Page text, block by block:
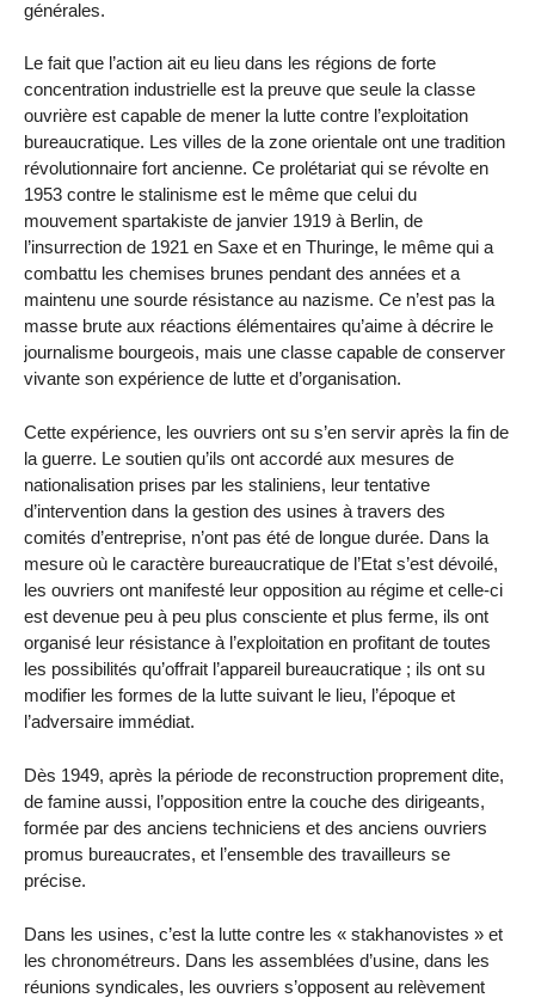
générales.
Le fait que l’action ait eu lieu dans les régions de forte
concentration industrielle est la preuve que seule la classe
ouvrière est capable de mener la lutte contre l’exploitation
bureaucratique. Les villes de la zone orientale ont une tradition
révolutionnaire fort ancienne. Ce prolétariat qui se révolte en
1953 contre le stalinisme est le même que celui du
mouvement spartakiste de janvier 1919 à Berlin, de
l’insurrection de 1921 en Saxe et en Thuringe, le même qui a
combattu les chemises brunes pendant des années et a
maintenu une sourde résistance au nazisme. Ce n’est pas la
masse brute aux réactions élémentaires qu’aime à décrire le
journalisme bourgeois, mais une classe capable de conserver
vivante son expérience de lutte et d’organisation.
Cette expérience, les ouvriers ont su s’en servir après la fin de
la guerre. Le soutien qu’ils ont accordé aux mesures de
nationalisation prises par les staliniens, leur tentative
d’intervention dans la gestion des usines à travers des
comités d’entreprise, n’ont pas été de longue durée. Dans la
mesure où le caractère bureaucratique de l’Etat s’est dévoilé,
les ouvriers ont manifesté leur opposition au régime et celle-ci
est devenue peu à peu plus consciente et plus ferme, ils ont
organisé leur résistance à l’exploitation en profitant de toutes
les possibilités qu’offrait l’appareil bureaucratique ; ils ont su
modifier les formes de la lutte suivant le lieu, l’époque et
l’adversaire immédiat.
Dès 1949, après la période de reconstruction proprement dite,
de famine aussi, l’opposition entre la couche des dirigeants,
formée par des anciens techniciens et des anciens ouvriers
promus bureaucrates, et l’ensemble des travailleurs se
précise.
Dans les usines, c’est la lutte contre les « stakhanovistes » et
les chronométreurs. Dans les assemblées d’usine, dans les
réunions syndicales, les ouvriers s’opposent au relèvement